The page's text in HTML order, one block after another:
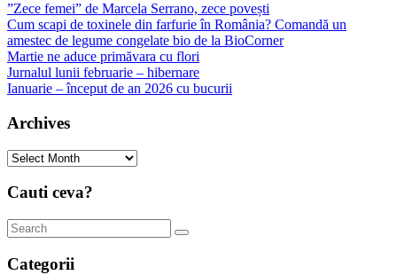
”Zece femei” de Marcela Serrano, zece povești
Cum scapi de toxinele din farfurie în România? Comandă un
amestec de legume congelate bio de la BioCorner
Martie ne aduce primăvara cu flori
Jurnalul lunii februarie – hibernare
Ianuarie – început de an 2026 cu bucurii
Archives
Archives
Cauti ceva?
Categorii